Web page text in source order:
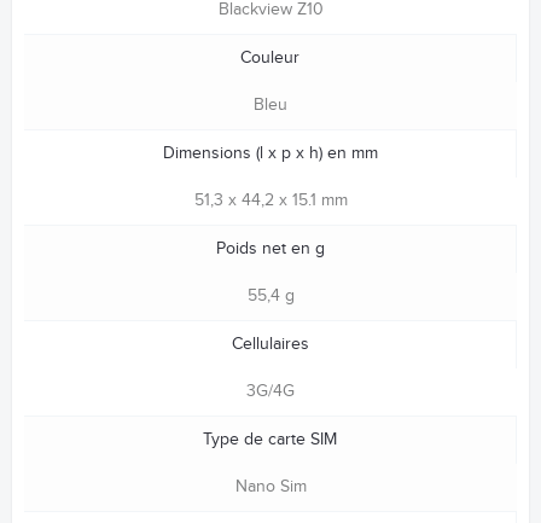
Blackview Z10
Couleur
Bleu
Dimensions (l x p x h) en mm
51,3 x 44,2 x 15.1 mm
Poids net en g
55,4 g
Cellulaires
3G/4G
Type de carte SIM
Nano Sim